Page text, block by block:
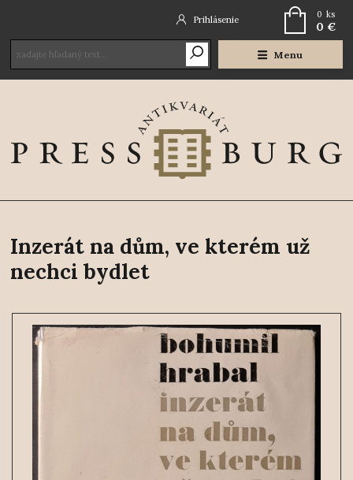
Menu
Prihlásenie 0 ks
0 €
Inzerát na dům, ve kterém už
nechci bydlet